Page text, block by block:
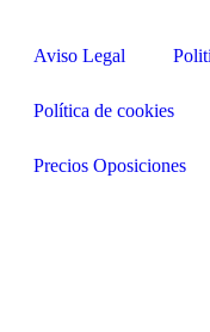
Aviso Legal
Política de cookies
Precios Oposiciones